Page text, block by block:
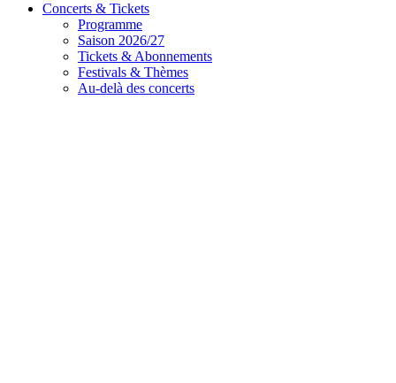
Concerts & Tickets
Programme
Saison 2026/27
Tickets & Abonnements
Festivals & Thèmes
Au-delà des concerts